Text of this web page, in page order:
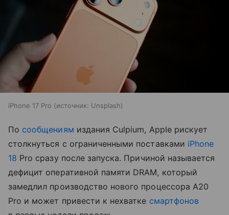
iPhone 17 Pro источник: Unsplash
По сообщениям издания Culpium, Apple рискует
столкнуться с ограниченными поставками iPhone
18 Pro сразу после запуска. Причиной называется
дефицит оперативной памяти DRAM, который
замедлил производство нового процессора A20
Pro и может привести к нехватке смартфонов